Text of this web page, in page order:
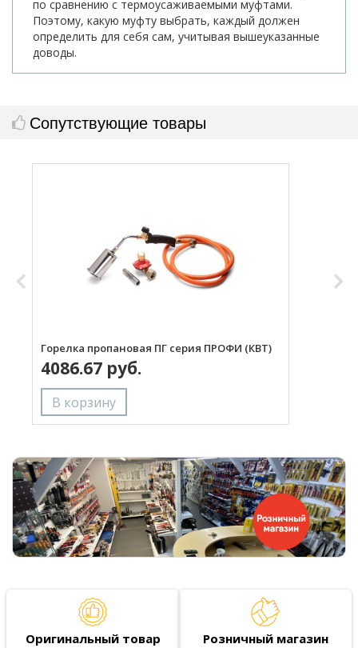
по сравнению с термоусаживаемыми муфтами.
Поэтому, какую муфту выбрать, каждый должен
определить для себя сам, учитывая вышеуказанные
доводы.
Сопутствующие товары
Горелка пропановая ПГ серия ПРОФИ (КВТ)
4086.67 руб.
Оригинальный товар Розничный магазин